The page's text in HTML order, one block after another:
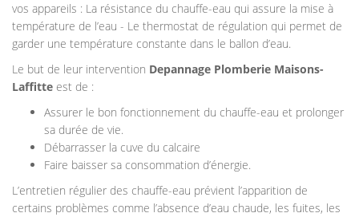
vos appareils : La résistance du chauffe-eau qui assure la mise à
température de l’eau - Le thermostat de régulation qui permet de
garder une température constante dans le ballon d’eau.
Le but de leur intervention Depannage Plomberie Maisons-
Laffitte est de :
Assurer le bon fonctionnement du chauffe-eau et prolonger
sa durée de vie.
Débarrasser la cuve du calcaire
Faire baisser sa consommation d’énergie.
L’entretien régulier des chauffe-eau prévient l’apparition de
certains problèmes comme l’absence d’eau chaude, les fuites, les